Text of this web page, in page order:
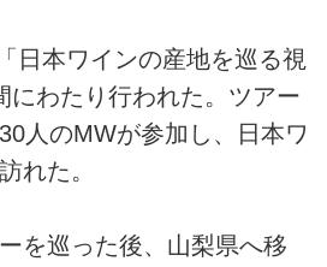
日本ワインの産地を巡る視
にわたり行われた。ツアー
人のMWが参加し、日本ワ
れた。
を巡った後、山梨県へ移